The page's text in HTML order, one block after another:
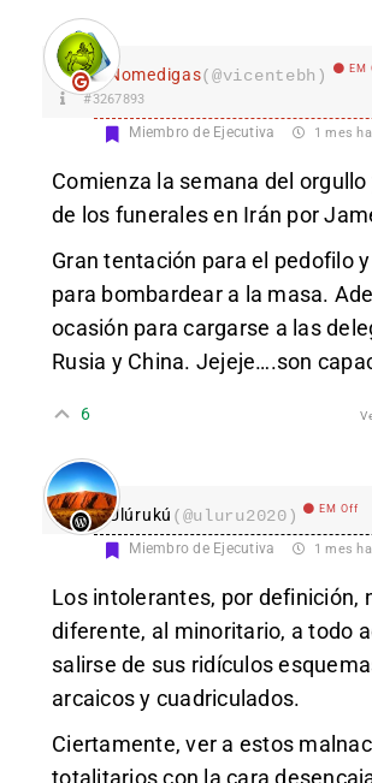
Nomedigas(@vicentebh) EM
#3267893
Miembro de Ejecutiva 1 mes
Comienza la semana del orgullo
de los funerales en Irán por
Gran tentación para el pedofilo
para bombardear a la masa.
ocasión para cargarse a las
Rusia y China. Jejeje….son
6
Ulúrukú (@uluru2020) EM Off
Miembro de Ejecutiva 1 mes
Los intolerantes, por definición,
diferente, al minoritario, a todo
salirse de sus ridículos
arcaicos y cuadriculados.
Ciertamente, ver a estos
totalitarios con la cara